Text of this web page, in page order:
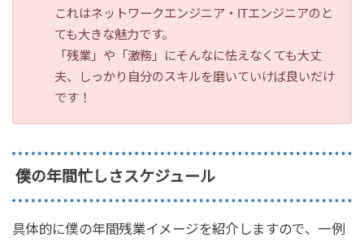
これはネットワークエンジニア・ITエンジニアのと
ても大きな魅力です。
「残業」や「激務」にそんなに怯えなくても大丈
夫、しっかり自分のスキルを磨いていけば良いだけ
です！
僕の年間忙しさスケジュール
具体的に僕の年間残業イメージを紹介しますので、一例